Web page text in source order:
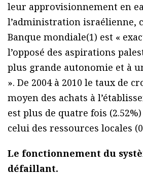
leur approvisionnement en
l’administration israélienne,
Banque mondiale(1) est «
l’opposé des aspirations
plus grande autonomie et à
». De 2004 à 2010 le taux de
moyen des achats à
est plus de quatre fois
celui des ressources locales
Le fonctionnement du
défaillant.